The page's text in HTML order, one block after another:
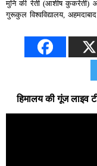
मुनि की रेती (आशीष कुकरेती)
गुरूकुल विश्वविद्यालय, अहमदाबाद
हिमालय की गूंज लाइव